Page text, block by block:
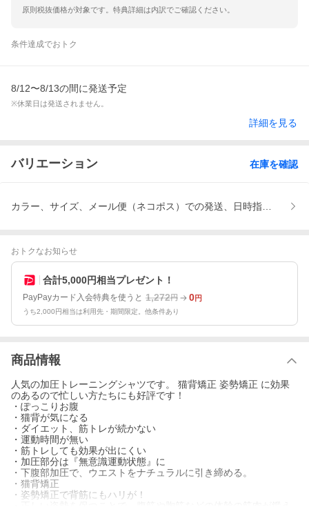
原則税抜価格が対象です。特典詳細は内訳でご確認ください。
条件達成でおトク
8/12〜8/13の間に発送予定
※休業日は発送されません。
詳細を見る
バリエーション 在庫を確認
カラー、サイズ、メール便（ネコポス）での発送、日時指定不可
おトクなお知らせ
合計5,000円相当プレゼント！
PayPayカード入会特典を使うと 1,272円 0円
うち2,000円相当は利用先・期間限定。他条件あり
商品情報
人気の加圧トレーニングシャツです。 猫背矯正 姿勢矯正 に効果
のあるので忙しい方たちにも好評です！
・ぽっこりお腹
・猫背が気になる
・ダイエット、筋トレが続かない
・運動時間が無い
・筋トレしても効果が出にくい
・加圧部分は『無意識運動状態』に
・下腹部加圧で、ウエストをナチュラルに引き締める。
・猫背矯正
・姿勢矯正で背筋にもハリが！